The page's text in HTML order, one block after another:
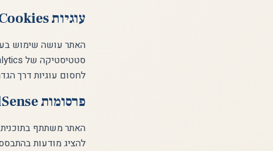
עוגיות Cookies
לחסום עוגיות דרך
פרסומות Google AdSense
להציג מודעות